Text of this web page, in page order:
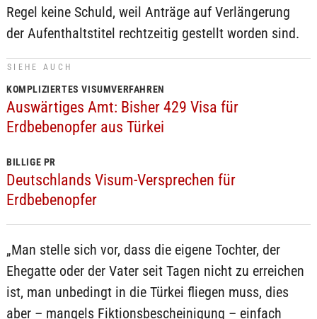
Regel keine Schuld, weil Anträge auf Verlängerung
der Aufenthaltstitel rechtzeitig gestellt worden sind.
SIEHE AUCH
KOMPLIZIERTES VISUMVERFAHREN
Auswärtiges Amt: Bisher 429 Visa für
Erdbebenopfer aus Türkei
BILLIGE PR
Deutschlands Visum-Versprechen für
Erdbebenopfer
„Man stelle sich vor, dass die eigene Tochter, der
Ehegatte oder der Vater seit Tagen nicht zu erreichen
ist, man unbedingt in die Türkei fliegen muss, dies
aber – mangels Fiktionsbescheinigung – einfach